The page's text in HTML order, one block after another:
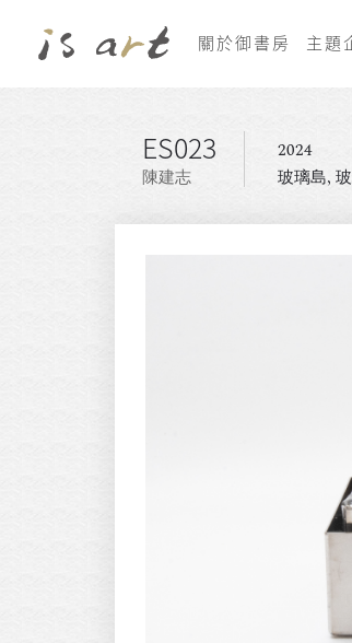
關於御書房 主題
ES023
陳建志
2024
玻璃島,